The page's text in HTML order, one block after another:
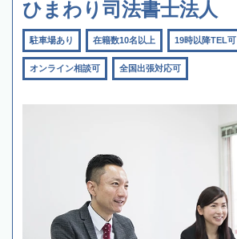
ひまわり司法書士法人
駐車場あり 在籍数10名以上 19時以降TEL可
オンライン相談可 全国出張対応可